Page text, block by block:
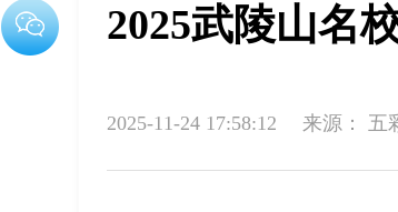
2025武陵山名
2025-11-24 17:58:12 来源： 五